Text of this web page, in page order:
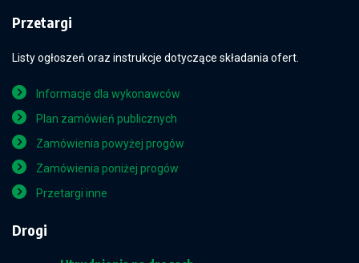
Przetargi
Listy ogłoszeń oraz instrukcje dotyczące składania ofert.
Informacje dla wykonawców
Plan zamówień publicznych
Zamówienia powyżej progów
Zamówienia poniżej progów
Przetargi inne
Drogi